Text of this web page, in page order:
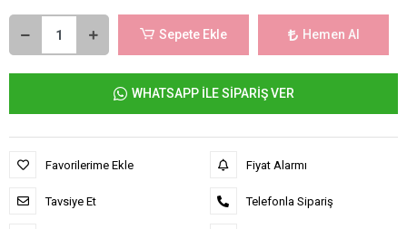
Sepete Ekle Hemen Al
WHATSAPP İLE SİPARİŞ VER
Favorilerime Ekle
Tavsiye Et
Fiyat Alarmı
Telefonla Sipariş